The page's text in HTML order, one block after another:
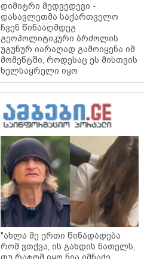
დიმიტრი მედვედევი -
დასავლეთმა საქართველო
ჩვენ წინააღმდეგ
გეოპოლიტიკური ბრძოლის
უგუნურ იარაღად გამოიყენა იმ
მომენტში, როდესაც ეს მისთვის
ხელსაყრელი იყო
"ახლა მე ერთი წინადადება
რომ ვთქვა, ის გახდის ნათელს,
თუ რატომ იყო ნია იმნაძე